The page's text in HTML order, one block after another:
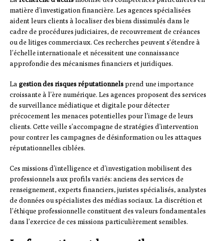
matière d’investigation financière. Les agences spécialisées
aident leurs clients à localiser des biens dissimulés dans le
cadre de procédures judiciaires, de recouvrement de créances
ou de litiges commerciaux. Ces recherches peuvent s’étendre à
l’échelle internationale et nécessitent une connaissance
approfondie des mécanismes financiers et juridiques.
La gestion des risques réputationnelsprend une importance
croissante à l’ère numérique. Les agences proposent des services
de surveillance médiatique et digitale pour détecter
précocement les menaces potentielles pour l’image de leurs
clients. Cette veille s’accompagne de stratégies d’intervention
pour contrer les campagnes de désinformation ou les attaques
réputationnelles ciblées.
Ces missions d’intelligence et d’investigation mobilisent des
professionnels aux profils variés: anciens des services de
renseignement, experts financiers, juristes spécialisés, analystes
de données ou spécialistes des médias sociaux. La discrétion et
l’éthique professionnelle constituent des valeurs fondamentales
dans l’exercice de ces missions particulièrement sensibles.